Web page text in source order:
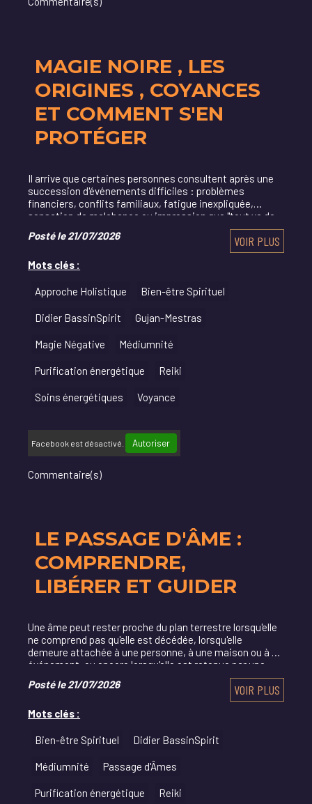
MAGIE NOIRE , LES
ORIGINES , COYANCES
ET COMMENT S'EN
PROTÉGER
Il arrive que certaines personnes consultent après une
succession d'événements difficiles : problèmes
financiers, conflits familiaux, fatigue inexpliquée,
sensation de malchance ou impression que "tout va de
Posté le 21/07/2026 VOIR PLUS
Mots clés :
Approche Holistique Bien-être Spirituel
Didier BassinSpirit Gujan-Mestras
Magie Négative Médiumnité
Purification énergétique Reiki
Soins énergétiques Voyance
Facebook est désactivé. Autoriser
Commentaire(s)
LE PASSAGE D'ÂME :
COMPRENDRE,
LIBÉRER ET GUIDER
Une âme peut rester proche du plan terrestre lorsqu'elle
ne comprend pas qu'elle est décédée, lorsqu'elle
demeure attachée à une personne, à une maison ou à un
événement, ou encore lorsqu'elle est retenue par une
Posté le 21/07/2026 VOIR PLUS
Mots clés :
Bien-être Spirituel Didier BassinSpirit
Médiumnité Passage d'Âmes
Purification énergétique Reiki